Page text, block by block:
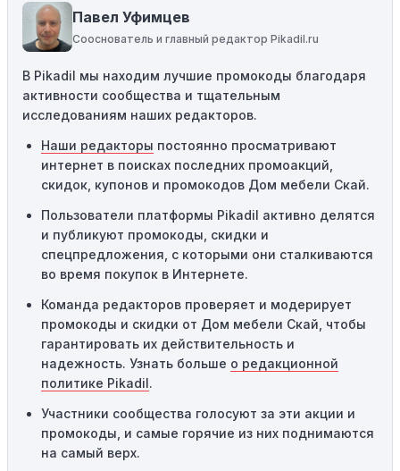
пытаетесь применить код к товару, не
соответствующему критериям, он не сработает.
промокоды требуют соблюдения минимального
порога покупки, чтобы получить право на скидку. Если
сумма в корзине не соответствует указанному порогу,
код не сработает.
Географические ограничения:Действие некоторых
промокодов может быть ограничено определенными
местами или регионами. Если вы находитесь за
пределами указанного региона, то код не будет
применяться.
предназначены только для однократного
использования. Если код уже был использован кем-то
другим, он не будет действовать повторно.
Технические сбои:
привести к неработоспособности кодов промокодов. В
таких случаях следует обратиться за помощью в
службу поддержки.
Павел Уфимцев
Сооснователь и главный редактор Pikadil.ru
В Pikadil мы находим лучшие промокоды благодаря
активности сообщества и тщательным
исследованиям наших редакторов.
Наши редакторы постоянно просматривают
интернет в поисках последних промоакций,
скидок, купонов и промокодов Дом мебели Скай.
Пользователи платформы Pikadil активно делятся
и публикуют промокоды, скидки и
спецпредложения, с которыми они сталкиваются
во время покупок в Интернете.
Команда редакторов проверяет и модерирует
промокоды и скидки от Дом мебели Скай, чтобы
гарантировать их действительность и
надежность. Узнать больше о редакционной
политике Pikadil.
Участники сообщества голосуют за эти акции и
промокоды, и самые горячие из них поднимаются
на самый верх.